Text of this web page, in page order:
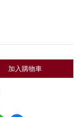
加入購物車